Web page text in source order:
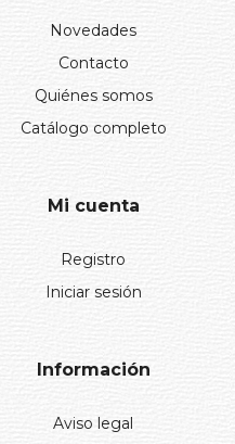
Novedades
Contacto
Quiénes somos
Catálogo completo
Mi cuenta
Registro
Iniciar sesión
Información
Aviso legal